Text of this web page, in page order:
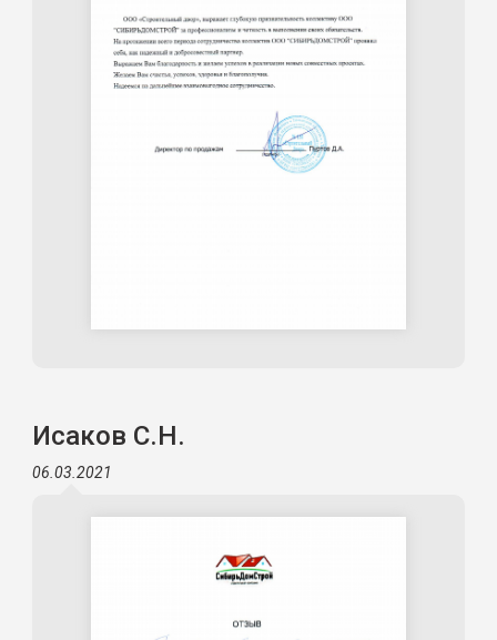
Исаков С.Н.
06.03.2021